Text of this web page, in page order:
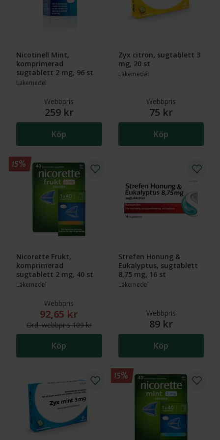
Nicotinell Mint,
komprimerad
sugtablett 2 mg, 96 st
Läkemedel
Webbpris
259 kr
Köp
Zyx citron, sugtablett 3
mg, 20 st
Läkemedel
Webbpris
75 kr
Köp
Nicorette Frukt,
komprimerad
sugtablett 2 mg, 40 st
Läkemedel
Webbpris
Nytt reducerat pris: 92,65 kr. Ordinarie webbpris
92,65 kr
Ord.webbpris109 kr
Köp
15%
Strefen Honung &
Eukalyptus, sugtablett
8,75 mg, 16 st
Läkemedel
Webbpris
89 kr
Köp
15%